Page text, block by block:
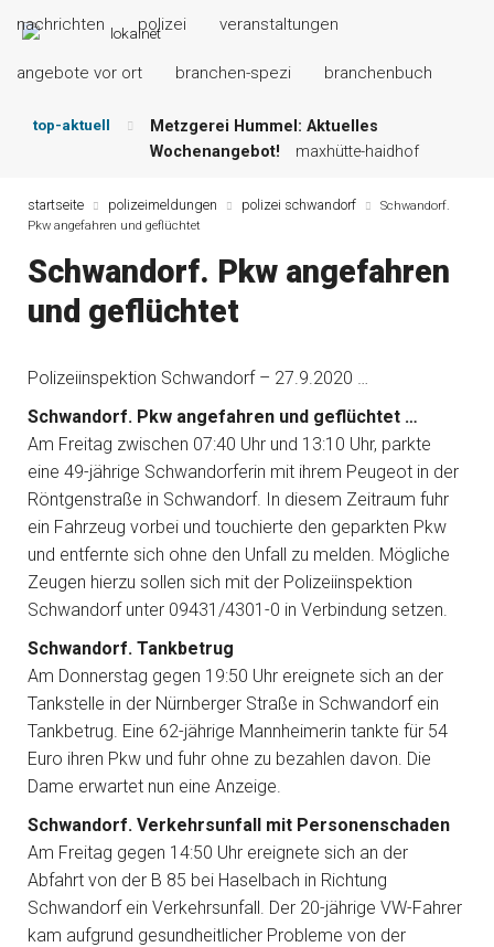
nachrichten polizei veranstaltungen
angebote vor ort branchen-spezi branchenbuch
top-aktuell
Metzgerei Hummel: Aktuelles
Wochenangebot!
maxhütte-haidhof
Grillspezialitäten u.v.m.! kallmünz
Meindl Metzgerei: Wochen-Speisekarte
Der „deutsche Michel“ muss nun
zahlen!
kommentare & serien &
Angebot … maxhütte-haidhof
Nutzen Sie aktuelle Angebote Ihrer
Region!
angebote vor ort | anzeige
startseite polizeimeldungen polizei schwandorf
Schwandorf.
Pkw angefahren und geflüchtet
Schwandorf. Pkw angefahren
und geflüchtet
Polizeiinspektion Schwandorf – 27.9.2020 …
Schwandorf. Pkw angefahren und geflüchtet …
Am Freitag zwischen 07:40 Uhr und 13:10 Uhr, parkte
eine 49-jährige Schwandorferin mit ihrem Peugeot in der
Röntgenstraße in Schwandorf. In diesem Zeitraum fuhr
ein Fahrzeug vorbei und touchierte den geparkten Pkw
und entfernte sich ohne den Unfall zu melden. Mögliche
Zeugen hierzu sollen sich mit der Polizeiinspektion
Schwandorf unter 09431/4301-0 in Verbindung setzen.
Schwandorf. Tankbetrug
Am Donnerstag gegen 19:50 Uhr ereignete sich an der
Tankstelle in der Nürnberger Straße in Schwandorf ein
Tankbetrug. Eine 62-jährige Mannheimerin tankte für 54
Euro ihren Pkw und fuhr ohne zu bezahlen davon. Die
Dame erwartet nun eine Anzeige.
Schwandorf. Verkehrsunfall mit Personenschaden
Am Freitag gegen 14:50 Uhr ereignete sich an der
Abfahrt von der B 85 bei Haselbach in Richtung
Schwandorf ein Verkehrsunfall. Der 20-jährige VW-Fahrer
kam aufgrund gesundheitlicher Probleme von der